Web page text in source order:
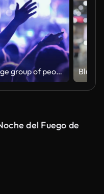
Large group of people at a concert party.
del Fuego de